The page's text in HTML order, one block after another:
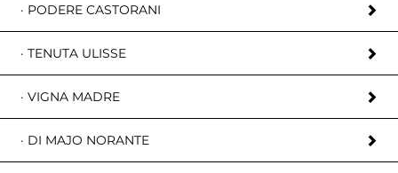
· PODERE CASTORANI
· TENUTA ULISSE
· VIGNA MADRE
· DI MAJO NORANTE